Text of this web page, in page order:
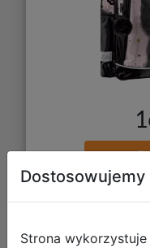
Dostosowujemy
Strona